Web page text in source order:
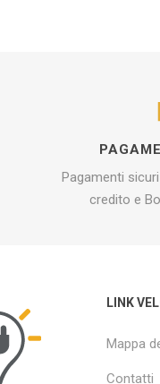
Pagamenti
credito e
LINK
Mappa
Contatti